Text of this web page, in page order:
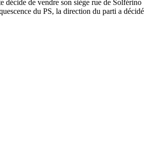
du PS, la direction du parti a